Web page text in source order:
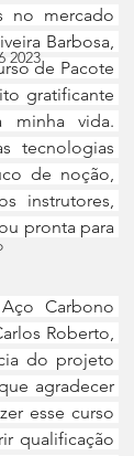
2023
no mercado
Barbosa,
de Pacote
gratificante
minha vida.
tecnologias
de noção,
instrutores,
pronta para
Carbono
Roberto,
do projeto
agradecer
esse curso
qualificação